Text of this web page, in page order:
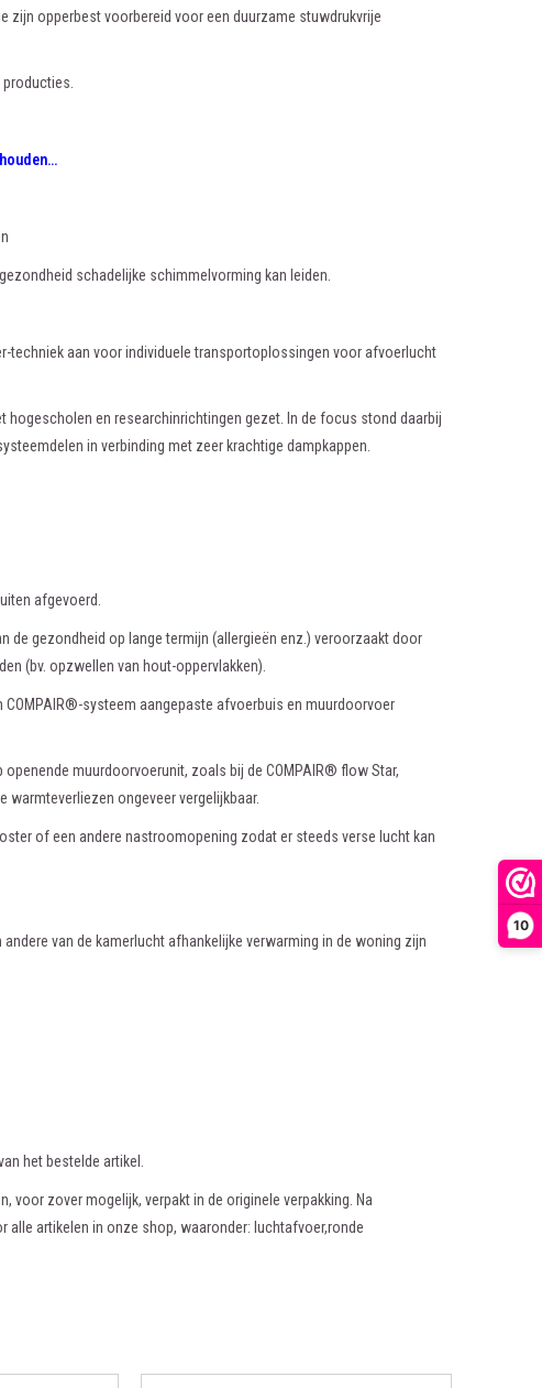
10
zijn opperbest voorbereid voor een duurzame stuwdrukvrije
schadelijke schimmelvorming kan leiden.
techniek aan voor individuele transportoplossingen voor afvoerlucht
hogescholen en researchinrichtingen gezet. In de focus stond daarbij
in verbinding met zeer krachtige dampkappen.
afgevoerd.
de gezondheid op lange termijn (allergieën enz.) veroorzaakt door
(bv. opzwellen van hout-oppervlakken).
systeem aangepaste afvoerbuis en muurdoorvoer
muurdoorvoerunit, zoals bij de COMPAIR® flow Star,
ongeveer vergelijkbaar.
of een andere nastroomopening zodat er steeds verse lucht kan
van de kamerlucht afhankelijke verwarming in de woning zijn
het bestelde artikel.
voor zover mogelijk, verpakt in de originele verpakking. Na
artikelen in onze shop, waaronder: luchtafvoer,ronde